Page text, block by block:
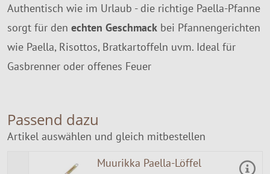
Authentisch wie im Urlaub - die richtige Paella-Pfanne
sorgt für den echten Geschmack bei Pfannengerichten
wie Paella, Risottos, Bratkartoffeln uvm. Ideal für
Gasbrenner oder offenes Feuer
Passend dazu
Artikel auswählen und gleich mitbestellen
Muurikka Paella-Löffel